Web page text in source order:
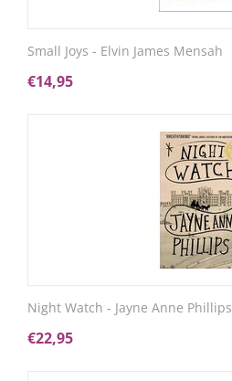
Small Joys - Elvin James Mensah
€14,95
Night Watch - Jayne Anne Phillips
€22,95